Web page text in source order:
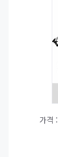
가격 :